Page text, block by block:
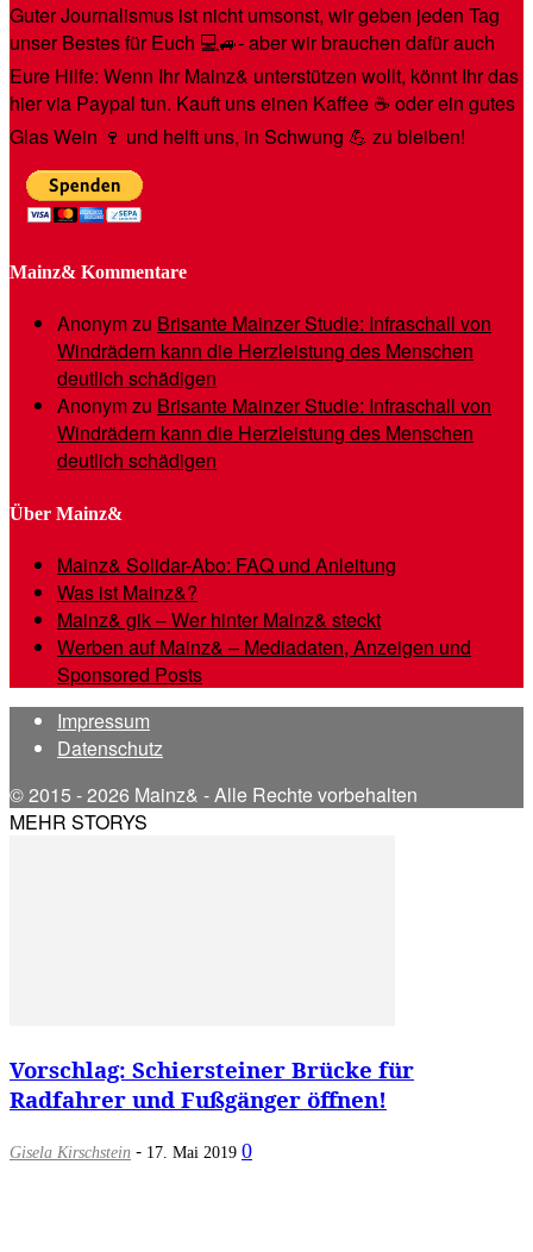
Guter Journalismus ist nicht umsonst, wir geben jeden Tag
unser Bestes für Euch 💻🚙- aber wir brauchen dafür auch
Eure Hilfe: Wenn Ihr Mainz& unterstützen wollt, könnt Ihr das
hier via Paypal tun. Kauft uns einen Kaffee ☕️ oder ein gutes
Glas Wein 🍷 und helft uns, in Schwung 💪 zu bleiben!
Mainz& Kommentare
Anonymzu Brisante Mainzer Studie: Infraschall von
Windrädern kann die Herzleistung des Menschen
deutlich schädigen
Anonymzu Brisante Mainzer Studie: Infraschall von
Windrädern kann die Herzleistung des Menschen
deutlich schädigen
Über Mainz&
Mainz& Solidar-Abo: FAQ und Anleitung
Was ist Mainz&?
Mainz& gik – Wer hinter Mainz& steckt
Werben auf Mainz& – Mediadaten, Anzeigen und
Sponsored Posts
Impressum
Datenschutz
© 2015 - 2026 Mainz& - Alle Rechte vorbehalten
MEHR STORYS
Vorschlag: Schiersteiner Brücke für
Radfahrer und Fußgänger öffnen!
Gisela Kirschstein - 17. Mai 2019 0